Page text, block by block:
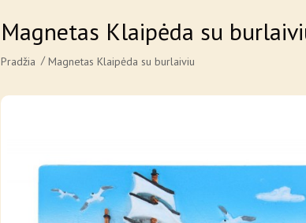
Magnetas Klaipėda su
Pradžia Magnetas Klaipėda su burlaiviu